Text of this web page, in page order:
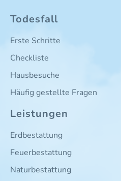
Todesfall
Erste Schritte
Checkliste
Hausbesuche
Häufig gestellte Fragen
Leistungen
Erdbestattung
Feuerbestattung
Naturbestattung